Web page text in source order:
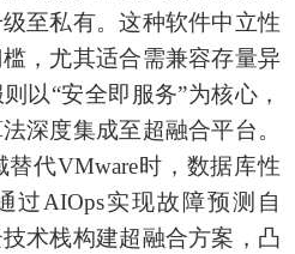
至私有。这种软件中立性
，尤其适合需兼容存量异
以“安全即服务”为核心，
深度集成至超融合平台。
代VMware时，数据库性
过AIOps实现故障预测自
术栈构建超融合方案，凸